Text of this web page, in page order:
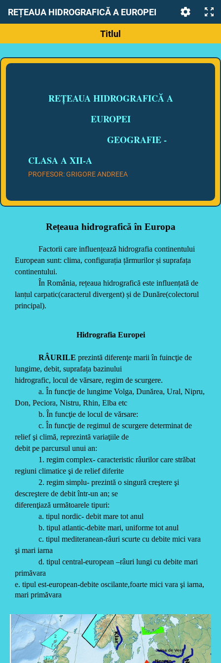
REȚEAUA HIDROGRAFICĂ A EUROPEI
Titlul
REȚEAUA HIDROGRAFICĂ A
EUROPEI
GEOGRAFIE -
CLASA A XII-A
PROFESOR: GRIGORE ANDREEA
Rețeaua hidrografică în Europa
Factorii care influențează hidrografia continentului
European sunt: clima, configurația țărmurilor și suprafața
continentului.
În România, rețeaua hidrografică este influențată de
lanțul carpatic(caracterul divergent) și de Dunăre(colectorul
principal).
Hidrografia Europei
RÂURILE prezintă diferenţe marii în fuincţie de
lungime, debit, suprafața bazinului
hidrografic, locul de vărsare, regim de scurgere.
a. În funcţie de lungime Volga, Dunărea, Ural, Nipru,
Don, Peciora, Nistru, Rhin, Elba etc
b. În funcţie de locul de vărsare:
c. În funcţie de regimul de scurgere determinat de
relief şi climă, reprezintă variaţiile de
debit pe parcursul unui an:
1. regim complex- caracteristic râurilor care străbat
regiuni climatice şi de relief diferite
2. regim simplu- prezintă o singură creştere şi
descreştere de debit într-un an; se
diferenţiază următoarele tipuri:
a. tipul nordic- debit mare tot anul
b. tipul atlantic-debite mari, uniforme tot anul
c. tipul mediteranean-râuri scurte cu debite mici vara
şi mari iarna
d. tipul central-european –râuri lungi cu debite mari
primăvara
e. tipul est-european-debite oscilante,foarte mici vara şi iarna,
mari primăvara